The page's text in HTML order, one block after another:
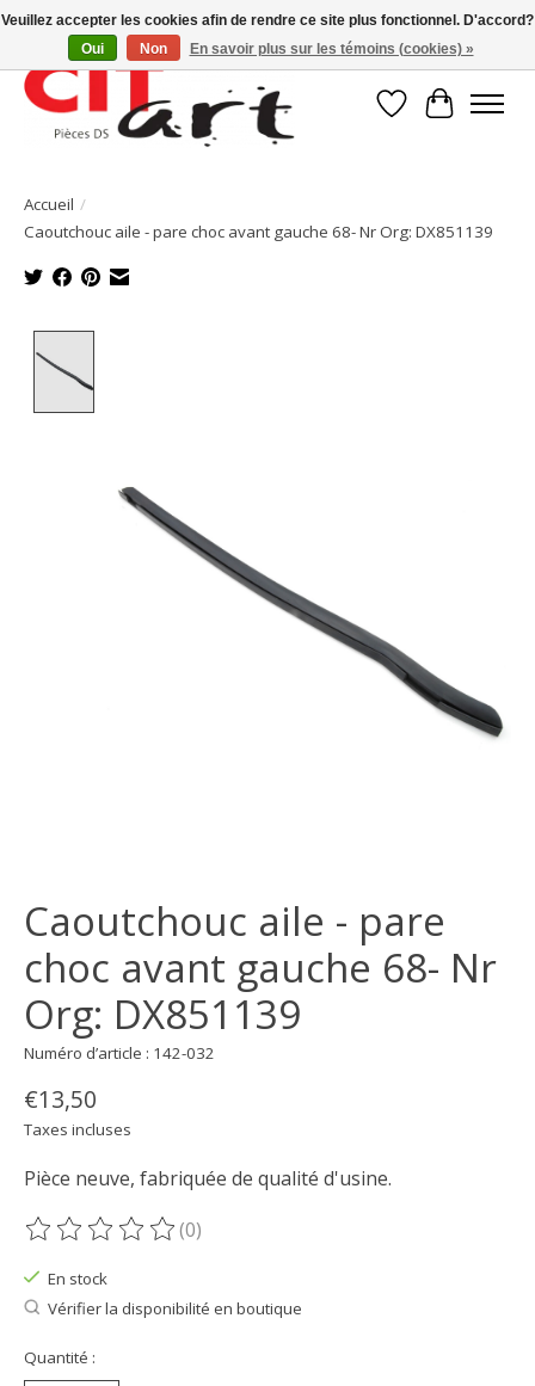
Liste dePanier
Accueil /
Caoutchouc aile - pare choc avant gauche 68- Nr Org: DX851139
Caoutchouc aile - pare
choc avant gauche 68- Nr
Org: DX851139
Numéro d’article : 142-032
€13,50
Taxes incluses
Pièce neuve, fabriquée de qualité d'usine.
Ce produit est évalué à
(0)
En stock
Vérifier la disponibilité en boutique
Quantité :
Veuillez accepter les cookies afin de rendre ce site plus fonctionnel. D'accord?
Oui
Non En savoir plus sur les témoins (cookies) »